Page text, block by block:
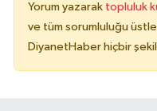
Yorum yazarak topluluk
ve tüm sorumluluğu
DiyanetHaber hiçbir
Ordu Müftülüğü